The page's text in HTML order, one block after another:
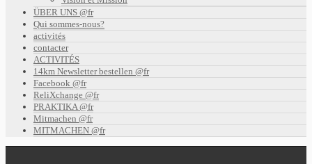
ÜBER UNS @fr
Qui sommes-nous?
activités
contacter
ACTIVITÉS
14km Newsletter bestellen @fr
Facebook @fr
ReliXchange @fr
PRAKTIKA @fr
Mitmachen @fr
MITMACHEN @fr